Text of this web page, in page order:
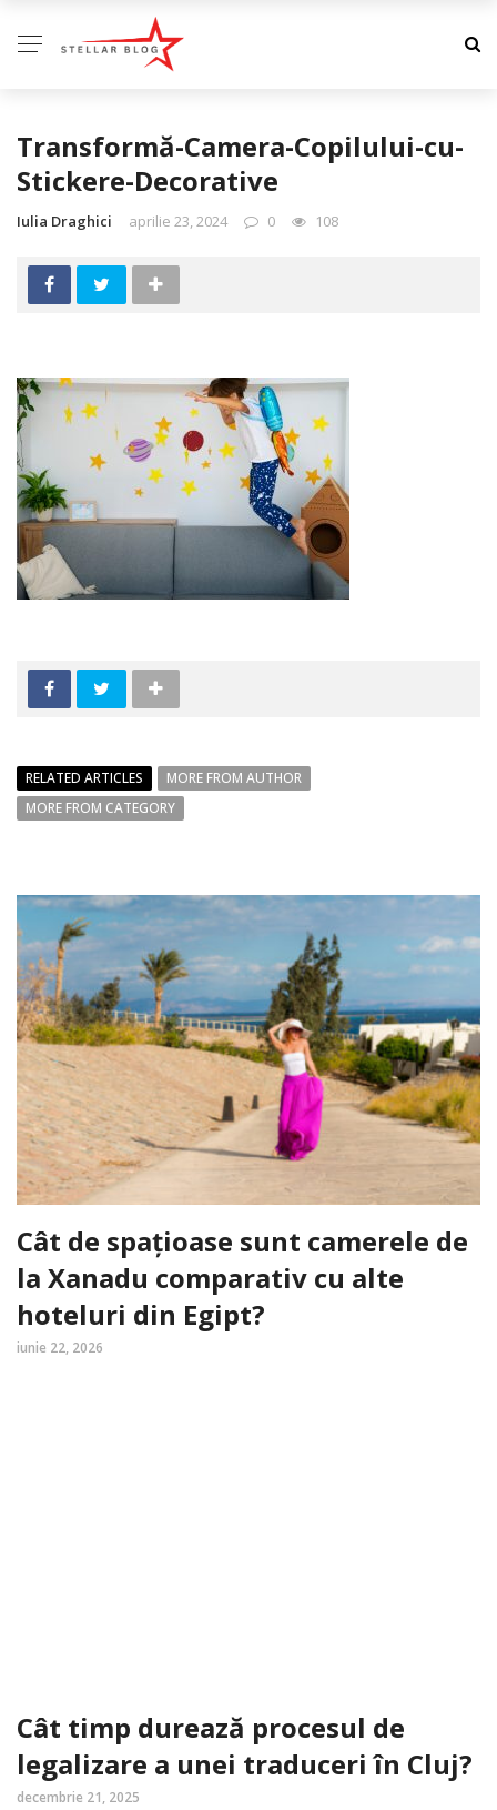
Transformă-Camera-Copilului-cu-
Stickere-Decorative
Iulia Draghici aprilie 23, 2024 0 108
RELATED ARTICLES
MORE FROM AUTHOR
MORE FROM CATEGORY
Cât de spațioase sunt camerele de
la Xanadu comparativ cu alte
hoteluri din Egipt?
iunie 22, 2026
Cât timp durează procesul de
legalizare a unei traduceri în Cluj?
decembrie 21, 2025